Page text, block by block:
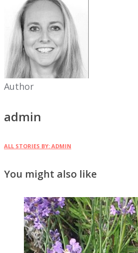
Author
admin
ALL STORIES BY: ADMIN
You might also like